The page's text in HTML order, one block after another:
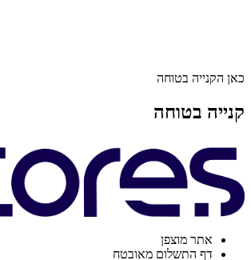
כאן הקנייה בטוחה
קנייה בטוחה
אתר מוצפן
דף התשלום מאובטח